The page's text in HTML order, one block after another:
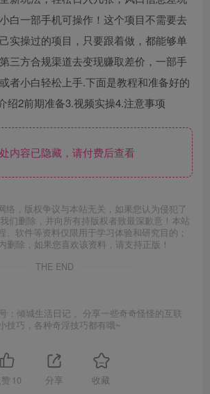
白一部手机可操作！这个项目不需要去
实操过的项目，只要跟着做，都能够单
三方合规渠道去变现赚取差价，一部手
者小白轻松上手.下面是教程和准备好的
绍2前期准备3.视频实操4.注意事项
内容已隐藏，请付费后查看
络，版权争议与本站无关，如果您认为侵犯了
们删除，并向所有持版权者致最深歉意！本站
、软件等资料仅限用于学习体验和研究目的；
删除，如果您喜欢该资料，请支持正版！
THE END
：倾城生活日记 。分享一些奇奇怪怪的互联
技巧，各种奇淫技巧都有哦~
10 分享 收藏